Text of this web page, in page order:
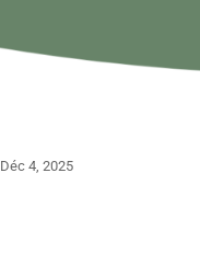
Déc 4, 2025